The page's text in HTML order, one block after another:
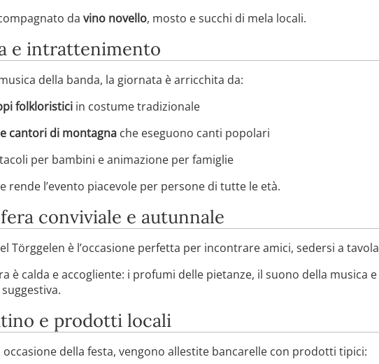
da vino novello, mosto e succhi di mela locali.
e intrattenimento
della banda, la giornata è arricchita da:
folkloristici in costume tradizionale
cantori di montagna che eseguono canti popolari
per bambini e animazione per famiglie
rende l’evento piacevole per persone di tutte le età.
conviviale e autunnale
Törggelen è l’occasione perfetta per incontrare amici, sedersi a
è calda e accogliente: i profumi delle pietanze, il suono della musica
e prodotti locali
occasione della festa, vengono allestite bancarelle con prodotti tipici: